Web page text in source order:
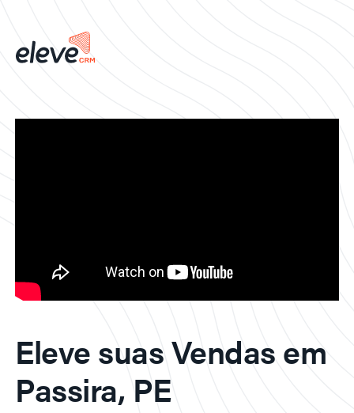
Eleve suas Vendas em
Passira, PE